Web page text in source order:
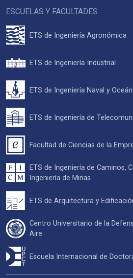
ESCUELAS Y FACULTADES
ETS de Ingeniería Agronómica
ETS de Ingeniería Industrial
ETS de Ingeniería Naval y
ETS de Ingeniería de
Facultad de Ciencias de la
ETS de Ingeniería de Caminos,
Ingeniería de Minas
ETS de Arquitectura y
Centro Universitario de la
Aire
Escuela Internacional de